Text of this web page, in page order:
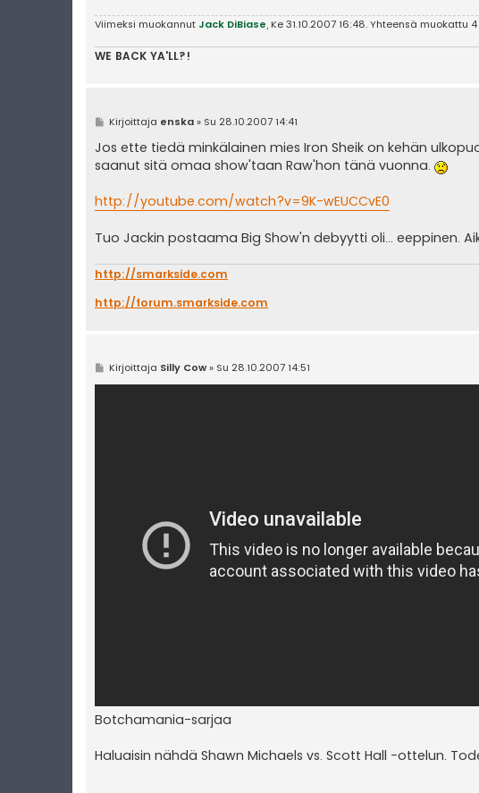
Viimeksi muokannut Jack DiBiase , Ke 31.10.2007 16:48. Yhteensä muokattu
WE BACK YA'LL?!
V
e
s
t
Kirjoittaja enska» Su 28.10.2007 14:41
Jos ette tiedä minkälainen mies Iron Sheik on kehän
saanut sitä omaa show'taan Raw'hon tänä vuonna.
http://youtube.com/watch?v=9K-wEUCCvE0
Tuo Jackin postaama Big Show'n debyytti oli... eeppinen.
http://smarkside.com
http://forum.smarkside.com
VKirjoittaja Silly Cow» Su 28.10.2007 14:51
Botchamania-sarjaa
Haluaisin nähdä Shawn Michaels vs. Scott Hall -ottelun.